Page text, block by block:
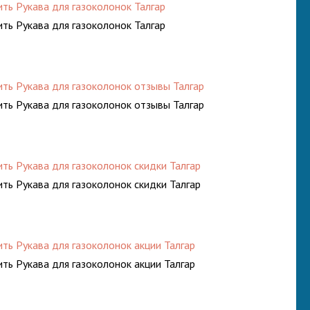
Рукава для газоколонок Талгар
Рукава для газоколонок Талгар
Рукава для газоколонок отзывы Талгар
Рукава для газоколонок отзывы Талгар
Рукава для газоколонок скидки Талгар
Рукава для газоколонок скидки Талгар
Рукава для газоколонок акции Талгар
Рукава для газоколонок акции Талгар